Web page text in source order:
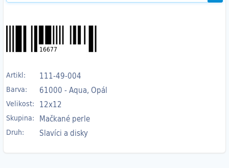
16677
Artikl: 111-49-004
Barva: 61000 - Aqua, Opál
Velikost: 12x12
Skupina: Mačkané perle
Druh: Slavíci a disky